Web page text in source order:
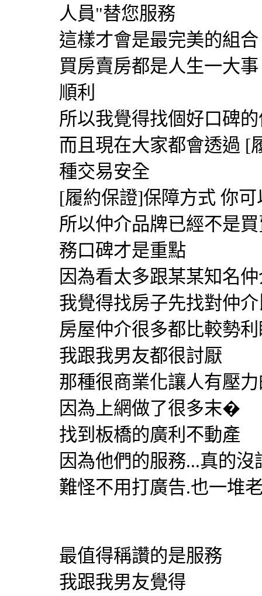
人員"替您服務
這樣才會是最完美的組合
買房賣房都是人生一大
順利
所以我覺得找個好口碑
而且現在大家都會透過 [
種交易安全
[履約保證]保障方式 你
所以仲介品牌已經不是
務口碑才是重點
因為看太多跟某某知名
我覺得找房子先找對仲
房屋仲介很多都比較勢
我跟我男友都很討厭
那種很商業化讓人有壓
因為上網做了很多末�
找到板橋的廣利不動產
因為他們的服務...真的沒
難怪不用打廣告.也一堆
最值得稱讚的是服務
我跟我男友覺得